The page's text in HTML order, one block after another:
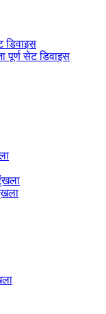
डिवाइस
पूर्ण सेट डिवाइस